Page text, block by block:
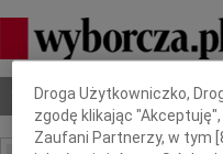
Nekrologi Odeszli
Dbamy o Twoją prywatność
Droga Użytkowniczko,
zgodę klikając
Zaufani Partnerzy, w tym [